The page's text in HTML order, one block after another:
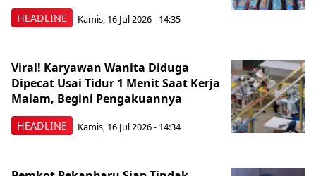
HEADLINE Kamis, 16 Jul 2026 - 14:35
HEADLINE
Viral! Karyawan Wanita Diduga
Dipecat Usai Tidur 1 Menit Saat Kerja
Malam, Begini Pengakuannya
Kamis, 16 Jul 2026 - 14:34